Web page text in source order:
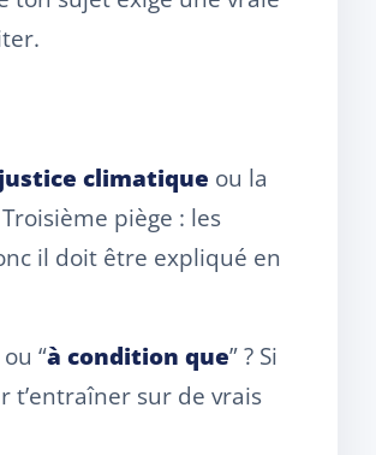
justice climatique ou la
piège : les
il doit être expliqué en
ou “à condition que” ? Si
t’entraîner sur de vrais